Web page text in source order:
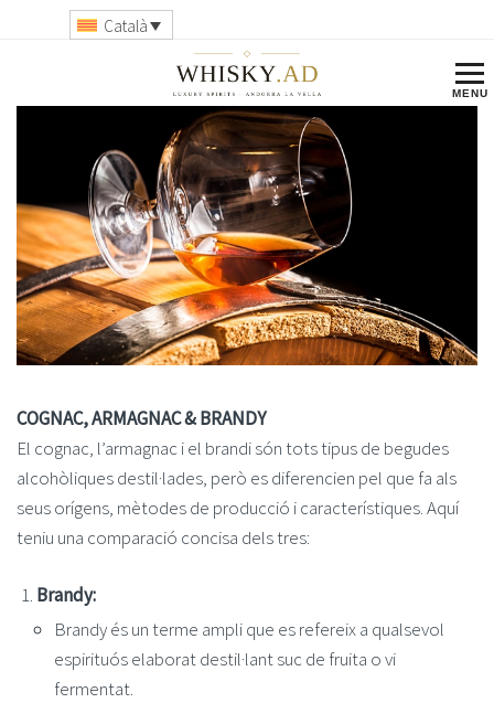
Català
COGNAC, ARMAGNAC & BRANDY
El cognac, l’armagnac i el brandi són tots tipus de begudes
alcohòliques destil·lades, però es diferencien pel que fa als
seus orígens, mètodes de producció i característiques. Aquí
teniu una comparació concisa dels tres:
Brandy:
Brandy és un terme ampli que es refereix a qualsevol
espirituós elaborat destil·lant suc de fruita o vi
fermentat.